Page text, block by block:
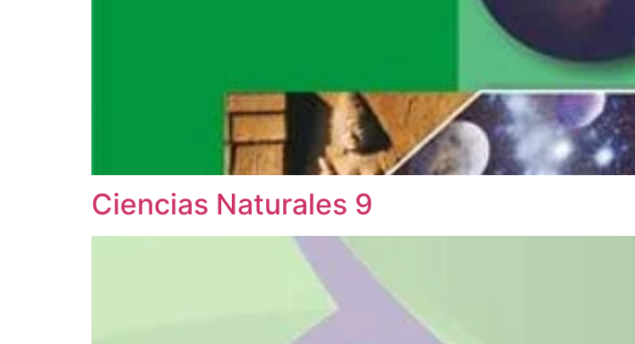
Ciencias Naturales 9